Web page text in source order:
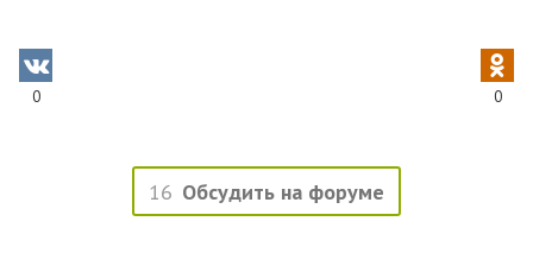
0 0
16 Обсудить на форуме